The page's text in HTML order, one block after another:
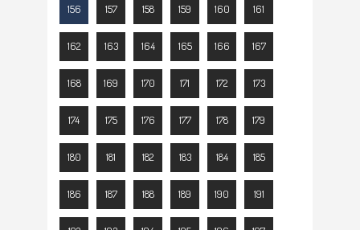
156 157 158 159 160 161
162 163 164 165 166 167
168 169 170 171 172 173
174 175 176 177 178 179
180 181 182 183 184 185
186 187 188 189 190 191